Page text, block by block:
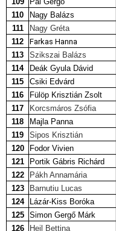
110
Nagy Balázs
111
Nagy Gréta
112
Farkas Hanna
113
Szikszai Balázs
114
Deák Gyula Dávid
115
Csiki Edvárd
116
Fülöp Krisztián Zsolt
117
Korcsmáros Zsófia
118
Majla Panna
119
Sipos Krisztián
120
Fodor Vivien
121
Portik Gábris Richárd
122
Pákh Annamária
123
Barnutiu Lucas
124
Lázár-Kiss Boróka
125
Simon Gergő Márk
126
Heil Bettina